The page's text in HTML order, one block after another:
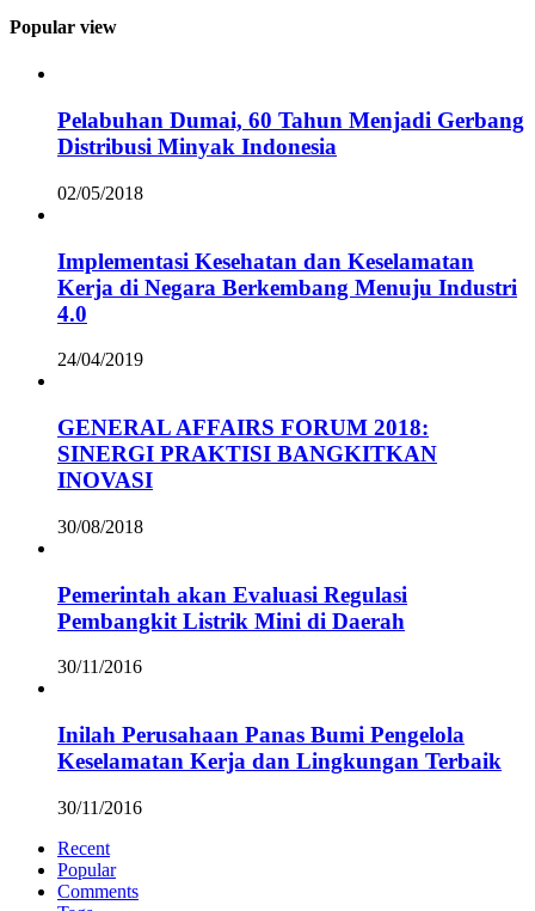
Popular view
Pelabuhan Dumai, 60 Tahun Menjadi Gerbang
Distribusi Minyak Indonesia
02/05/2018
Implementasi Kesehatan dan Keselamatan
Kerja di Negara Berkembang Menuju Industri
4.0
24/04/2019
GENERAL AFFAIRS FORUM 2018:
SINERGI PRAKTISI BANGKITKAN
INOVASI
30/08/2018
Pemerintah akan Evaluasi Regulasi
Pembangkit Listrik Mini di Daerah
30/11/2016
Inilah Perusahaan Panas Bumi Pengelola
Keselamatan Kerja dan Lingkungan Terbaik
30/11/2016
Recent
Popular
Comments